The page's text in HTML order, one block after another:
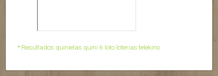
* Resultados quinielas quini 6 loto loterias telekino